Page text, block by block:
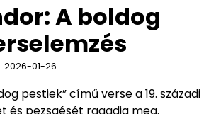
A boldog
2026-01-26
pestiek” című verse a 19. századi